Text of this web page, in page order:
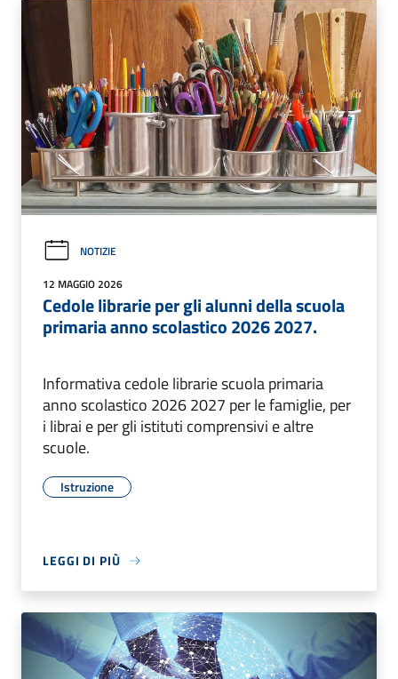
NOTIZIE
12 MAGGIO 2026
Cedole librarie per gli alunni della scuola
primaria anno scolastico 2026 2027.
Informativa cedole librarie scuola primaria
anno scolastico 2026 2027 per le famiglie, per
i librai e per gli istituti comprensivi e altre
scuole.
Istruzione
LEGGI DI PIÙ